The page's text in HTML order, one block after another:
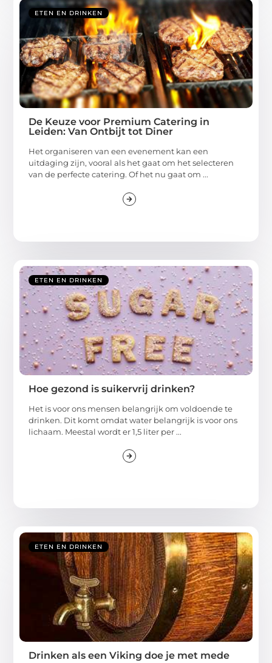
ETEN EN DRINKEN
De Keuze voor Premium Catering in
Leiden: Van Ontbijt tot Diner
Het organiseren van een evenement kan een
uitdaging zijn, vooral als het gaat om het selecteren
van de perfecte catering. Of het nu gaat om ...
ETEN EN DRINKEN
Hoe gezond is suikervrij drinken?
Het is voor ons mensen belangrijk om voldoende te
drinken. Dit komt omdat water belangrijk is voor ons
lichaam. Meestal wordt er 1,5 liter per ...
ETEN EN DRINKEN
Drinken als een Viking doe je met mede